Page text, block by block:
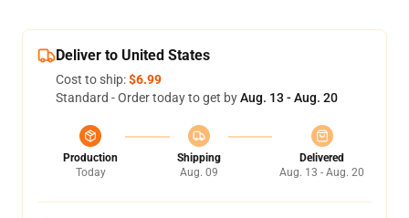
Deliver to United States
Cost to ship:$6.99
Standard - Order today to get byAug. 13 - Aug. 20
Production
Today
Shipping
Aug. 09
Delivered
Aug. 13 - Aug. 20